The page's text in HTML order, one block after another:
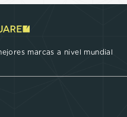
marcas a nivel mundial